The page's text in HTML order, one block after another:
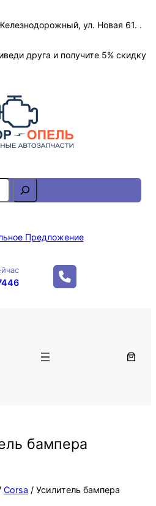
ул. Новая 61. .
друга и получите 5% скидку
S
e
r Предложение
бампера
Corsa / Усилитель бампера